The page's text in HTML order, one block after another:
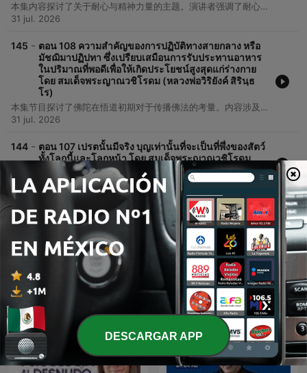
本集内容探讨了关于耐心与精神力量的主题。演讲者强调了耐心的三个维度，包括忍受困难、忍受劳苦以及忍受内心的痛苦。此外，内容还涉及了通过日常的学习与实践来积累知识与精神能量的过程。
31 jul. 2026
145 - ตอน 108 ความสำคัญของการปฏิบัติทางสายกลาง หรือ
มัชฌิมาปฏิปทา ซึ่งเปรียบเสมือนการรับประทานอาหาร
ในปริมาณที่พอดีเพื่อให้เกิดประโยชน์สูงสุดแก่ร่างกาย
โดย สมเด็จพระญาณวชิโรดม (หลวงพ่อวิริยังค์ สิรินฺธ
โร)
本集节目探讨了佛陀在悟道初期对于传播佛法的考量。内容涉及佛法深奥程度与众生理解能力之间的关系，以及关于法律、文化与修行实践的初步讨论。
31 jul. 2026
144 - ตอน 107 เปรตนั้นมีจริง บุญเท่านั้นที่จะเป็นที่พึ่งของสัตว์
ทั้งโลกนี้และโลกหน้า โดย สมเด็จพระญาณวชิโรดม
(หลวงพ่อวิริยังค์ สิรินฺธโร)
08 mar. 2026
Mostrar más episodios
Más podcasts de Salud y forma
física
Ver todo
DESCARGAR APP